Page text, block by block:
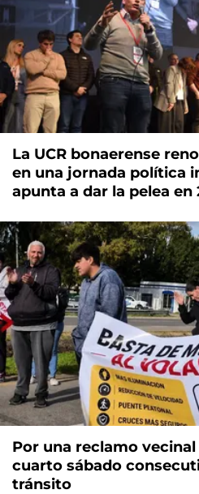
La UCR bonaerense
en una jornada política
apunta a dar la pelea en
Por una reclamo
cuarto sábado
tránsito